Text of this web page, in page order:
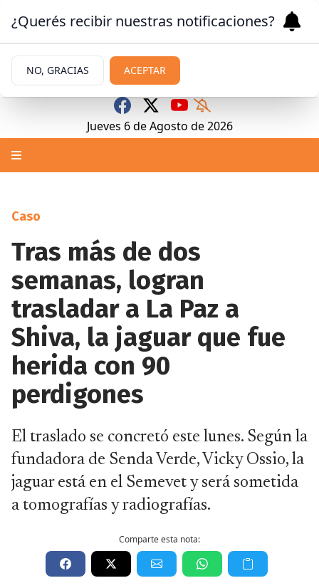
Jueves 6 de Agosto de 2026
Caso
Tras más de dos
semanas, logran
trasladar a La Paz a
Shiva, la jaguar que fue
herida con 90
perdigones
El traslado se concretó este lunes. Según la
fundadora de Senda Verde, Vicky Ossio, la
jaguar está en el Semevet y será sometida
a tomografías y radiografías.
Comparte esta nota:
¿Querés recibir nuestras notificaciones?
NO, GRACIAS ACEPTAR